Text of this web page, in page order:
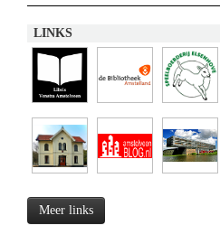
LINKS
Meer links